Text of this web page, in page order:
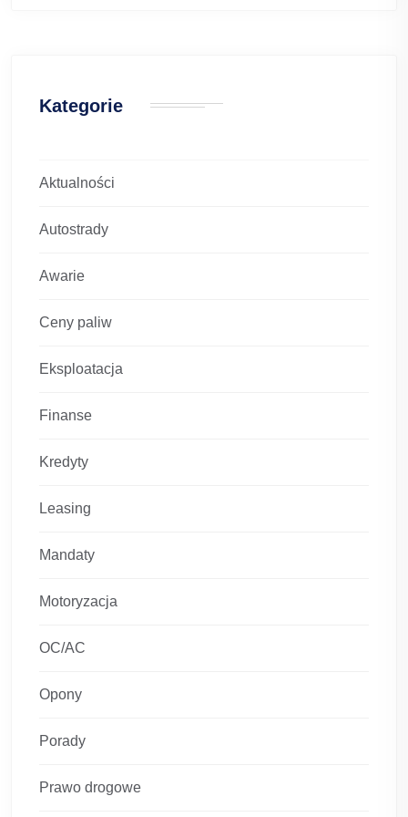
Kategorie
Aktualności
Autostrady
Awarie
Ceny paliw
Eksploatacja
Finanse
Kredyty
Leasing
Mandaty
Motoryzacja
OC/AC
Opony
Porady
Prawo drogowe